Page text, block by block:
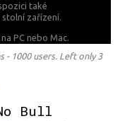
také
zařízení.
naPC nebo Mac.
- 1000 users. Left only 3
Bull